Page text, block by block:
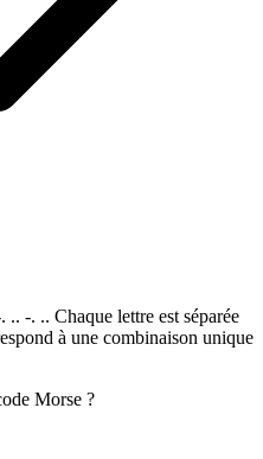
-. .. Chaque lettre est séparée
à une combinaison unique
Morse ?